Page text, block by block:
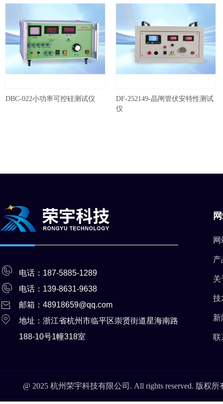
DBC-022小功率可控硅测试仪
DF-252149-晶闸管伏安特性测试
仪
产
关
技
新
联
电话：187-5885-1289
电话：139-8631-9638
邮箱：48918659@qq.com
地址：浙江省杭州市临平区崇贤街道星海南路
188-10号1幢318室
@ 2025 杭州荣宇科技有限公司. All rights reserved. 版权